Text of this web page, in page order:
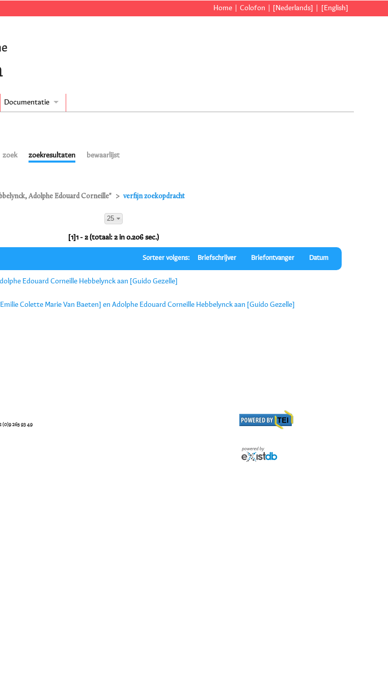
Home Colofon [Nederlands] [English]
Documentatie
zoek zoekresultaten bewaarlijst
Adolphe Edouard Corneille" verfijn zoekopdracht
25
[1]1 - 2 (totaal: 2 in 0.206 sec.)
Sorteer volgens: Briefschrijver Briefontvanger Datum
Edouard Corneille Hebbelynck aan [Guido Gezelle]
Colette Marie Van Baeten] en Adolphe Edouard Corneille Hebbelynck aan [Guido Gezelle]
(0)9 265 93 49